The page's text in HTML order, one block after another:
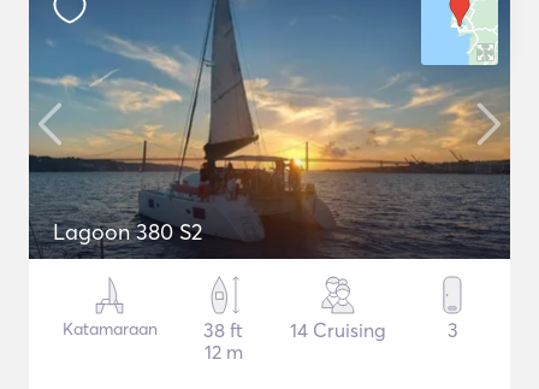
Lagoon 380 S2
Katamaraan
38 ft
12 m
14 Cruising 3